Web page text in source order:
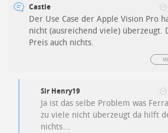
Castle
Der Use Case der Apple Vision Pro
nicht (ausreichend viele) überzeugt.
Preis auch nichts.
Sir Henry19
Ja ist das selbe Problem was
zu viele nicht überzeugt da hilft
nichts…